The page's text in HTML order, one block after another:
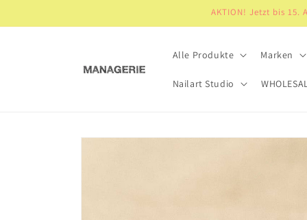
Inhalt
AKTION! Jetzt bis 15.
Alle Produkte Marken
Nailart Studio
Zu